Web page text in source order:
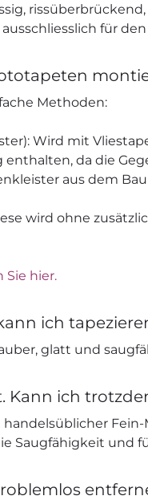
für
Methoden:
Wird mit
da die
aus dem
wird ohne
hier.
ich
glatt und
Kann ich
Saugfähigkeit und